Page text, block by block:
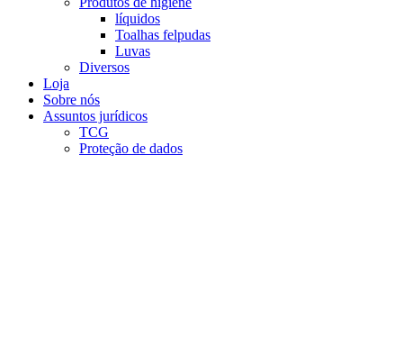
líquidos
Toalhas felpudas
Luvas
Diversos
Loja
Sobre nós
Assuntos jurídicos
TCG
Proteção de dados